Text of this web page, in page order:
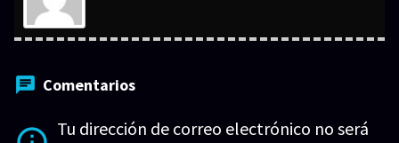
Comentarios
Tu dirección de correo electrónico no será